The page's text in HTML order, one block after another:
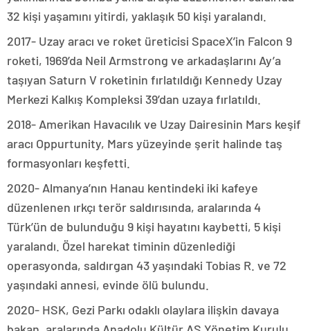
32 kişi yaşamını yitirdi, yaklaşık 50 kişi yaralandı.
2017- Uzay aracı ve roket üreticisi SpaceX’in Falcon 9
roketi, 1969’da Neil Armstrong ve arkadaşlarını Ay’a
taşıyan Saturn V roketinin fırlatıldığı Kennedy Uzay
Merkezi Kalkış Kompleksi 39’dan uzaya fırlatıldı.
2018- Amerikan Havacılık ve Uzay Dairesinin Mars keşif
aracı Oppurtunity, Mars yüzeyinde şerit halinde taş
formasyonları keşfetti.
2020- Almanya’nın Hanau kentindeki iki kafeye
düzenlenen ırkçı terör saldırısında, aralarında 4
Türk’ün de bulunduğu 9 kişi hayatını kaybetti, 5 kişi
yaralandı. Özel harekat timinin düzenlediği
operasyonda, saldırgan 43 yaşındaki Tobias R. ve 72
yaşındaki annesi, evinde ölü bulundu.
2020- HSK, Gezi Parkı odaklı olaylara ilişkin davaya